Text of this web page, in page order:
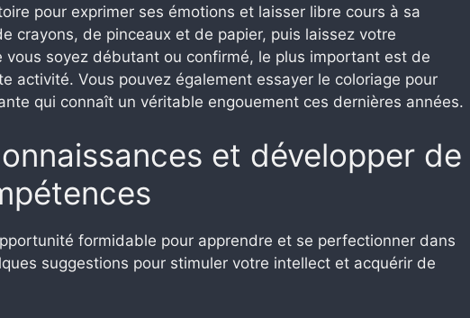
pour exprimer ses émotions et laisser libre cours à sa
crayons, de pinceaux et de papier, puis laissez votre
vous soyez débutant ou confirmé, le plus important est de
activité. Vous pouvez également essayer le coloriage pour
qui connaît un véritable engouement ces dernières années.
et développer de
formidable pour apprendre et se perfectionner dans
suggestions pour stimuler votre intellect et acquérir de